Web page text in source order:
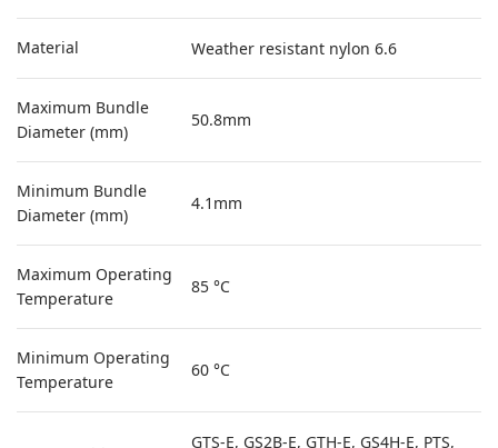
Material Weather resistant nylon 6.6
Maximum Bundle
Diameter (mm)
50.8mm
Minimum Bundle
Diameter (mm)
4.1mm
Maximum Operating
Temperature
85 °C
Minimum Operating
Temperature
60 °C
GTS-E, GS2B-E, GTH-E, GS4H-E, PTS,